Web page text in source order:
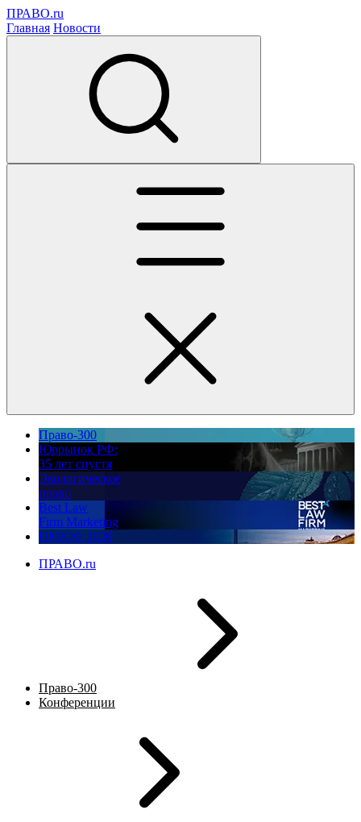
ПРАВО.ru
Главная Новости
Право-300
Юррынок РФ:
35 лет спустя
Экологическое
право
Best Law
Firm Marketing
ПМЮФ 2026
ПРАВО.ru
Право-300
Конференции